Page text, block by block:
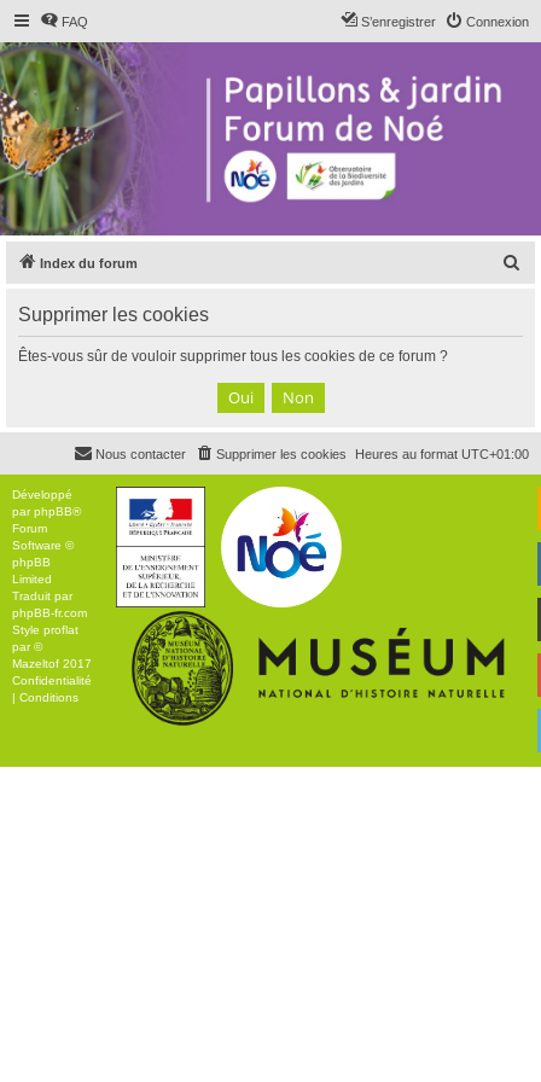
FAQ Connexion
S’enregistrer
Index du forum
c
Supprimer les cookies
Êtes-vous sûr de vouloir supprimer tous les cookies de ce forum ?
Heures au format UTC+01:00
Supprimer les cookies
Nous contacter
Développé
parphpBB®
Forum
Software ©
phpBB
Limited
Traduit par
phpBB-fr.com
Style proflat
par ©
Mazeltof 2017
Confidentialité
| Conditions